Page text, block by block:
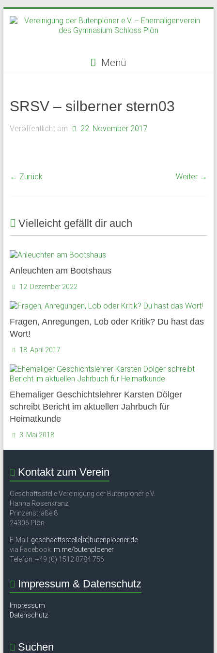
Inhalt
der
Butenplöner
Ehemaligenverein
Gymnasium
Schloss
Plön
1951
Schülern
Plöner
Internats
gegründet,
bildet
sie
Zusammenschluß
ehemaliger
Schüler,
Lehrkräfte
des
Gymnasium
Schloss
Plön
sowie
des
früheren
Internats.
Menü
SRSV – silberner stern03
Veröffentlicht am 22. November 2017
← Zurück Weiter →
Vielleicht gefällt dir auch
Anleuchten am Bootshaus
12. Dezember 2022
Fragen, Anregungen, Lob oder Kritik? Du hast das
Wort!
18. April 2017
Ehemaliger Geschichtslehrer Karsten Dölger
schreibt Bericht im aktuellen Jahrbuch für
Heimatkunde
3. Mai 2018
Kontakt zum Verein
Geschäftsstelle Vereinigung der Butenplöner e.V.
Hanna Rosenkranz
Prinzenstraße 8
24306 Plön
E-Mail: geschaeftsstelle[ät]butenploener.de
via Facebook: m.me/butenploener
Telefon: +49 (0) 1512 0784 756
Impressum & Datenschutz
Impressum
Datenschutz
Suchen